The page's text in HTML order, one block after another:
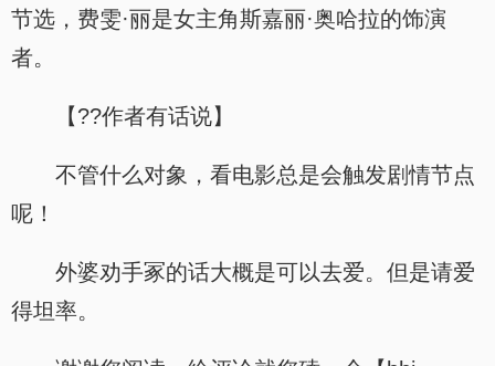
节选，费雯·丽是女主角斯嘉丽·奥哈拉的饰演
者。
【??作者有话说】
不管什么对象，看电影总是会触发剧情节点
呢！
外婆劝手冢的话大概是可以去爱。但是请爱
得坦率。